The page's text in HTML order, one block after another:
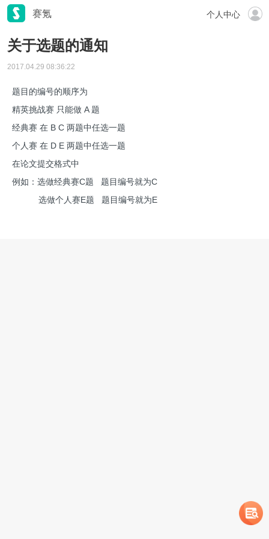
赛氪 个人中心
关于选题的通知
2017.04.29 08:36:22
题目的编号的顺序为
精英挑战赛 只能做 A 题
经典赛 在 B C 两题中任选一题
个人赛 在 D E 两题中任选一题
在论文提交格式中
例如：选做经典赛C题 题目编号就为C
选做个人赛E题 题目编号就为E